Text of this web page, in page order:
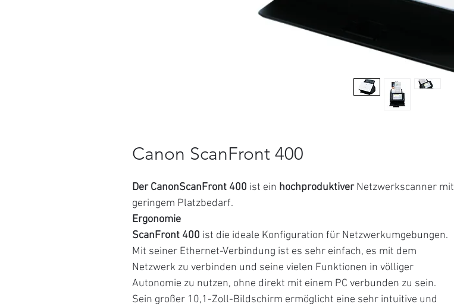
Canon ScanFront 400
Der CanonScanFront 400 ist ein hochproduktiverNetzwerkscanner mit
geringem Platzbedarf.
Ergonomie
ScanFront 400 ist die ideale Konfiguration für Netzwerkumgebungen.
Mit seiner Ethernet-Verbindung ist es sehr einfach, es mit dem
Netzwerk zu verbinden und seine vielen Funktionen in völliger
Autonomie zu nutzen, ohne direkt mit einem PC verbunden zu sein.
Sein großer 10,1-Zoll-Bildschirm ermöglicht eine sehr intuitive und